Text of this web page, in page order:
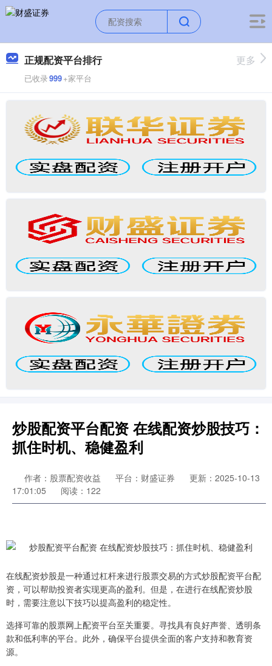
正规配资平台排行
已收录999+家平台
更多
炒股配资平台配资 在线配资炒股技巧：
抓住时机、稳健盈利
作者：股票配资收益 平台：财盛证券
更新：2025-10-13
17:01:05
阅读：122
在线配资炒股是一种通过杠杆来进行股票交易的方式炒股配资平台配
资，可以帮助投资者实现更高的盈利。但是，在进行在线配资炒股
时，需要注意以下技巧以提高盈利的稳定性。
选择可靠的股票网上配资平台至关重要。寻找具有良好声誉、透明条
款和低利率的平台。此外，确保平台提供全面的客户支持和教育资
源。